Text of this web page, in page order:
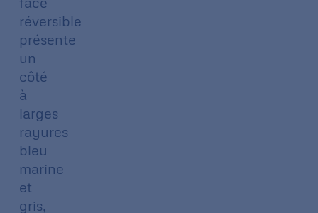
réversible
présente
un
côté
à
larges
rayures
bleu
marine
et
gris,